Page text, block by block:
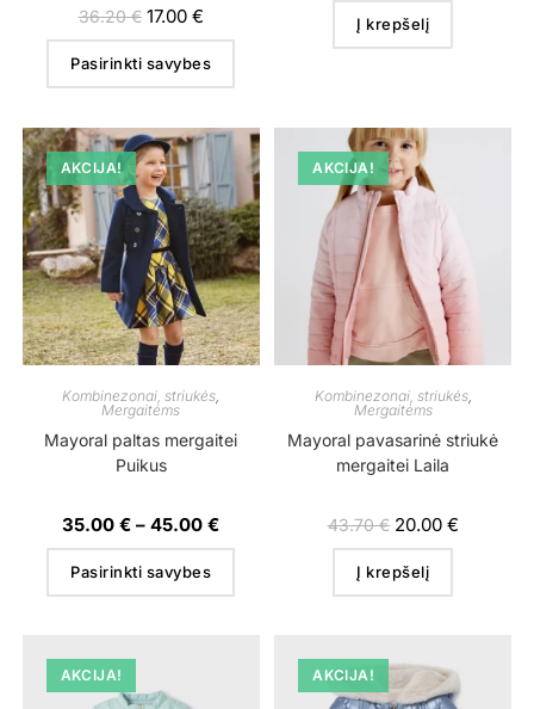
36.20€ 17.00 €
Pasirinkti savybes
Į krepšelį
AKCIJA!
Kombinezonai, striukės
Mergaitėms
Mayoral paltas mergaitei
Puikus
35.00€ – 45.00€
Pasirinkti savybes
AKCIJA!
Kombinezonai, striukės,
Mergaitėms
Mayoral pavasarinė striukė
mergaitei Laila
43.70€ 20.00 €
Į krepšelį
AKCIJA! AKCIJA!